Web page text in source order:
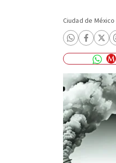
Ciudad de México